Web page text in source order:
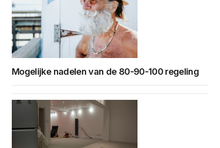
Mogelijke nadelen van de 80-90-100 regeling